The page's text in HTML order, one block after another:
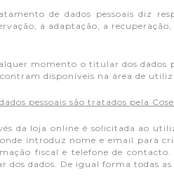
de dados pessoais diz
a adaptação, a
momento o titular dos dados
disponíveis na área de
pessoais são tratados pela
da loja online é solicitada ao
introduz nome e email para
fiscal e telefone de
dos dados. De igual forma todas